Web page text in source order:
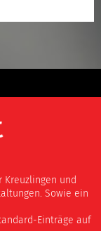
und
Sowie ein
Einträge auf